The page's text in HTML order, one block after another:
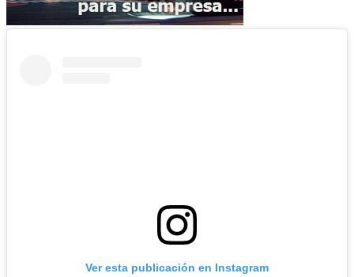
Ver esta publicación en Instagram